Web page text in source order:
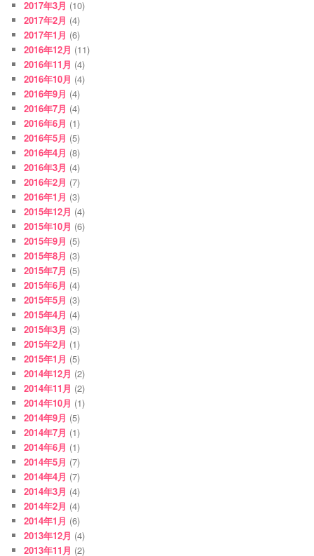
2017年3月 (10)
2017年2月 (4)
2017年1月 (6)
2016年12月 (11)
2016年11月 (4)
2016年10月 (4)
2016年9月 (4)
2016年7月 (4)
2016年6月 (1)
2016年5月 (5)
2016年4月 (8)
2016年3月 (4)
2016年2月 (7)
2016年1月 (3)
2015年12月 (4)
2015年10月 (6)
2015年9月 (5)
2015年8月 (3)
2015年7月 (5)
2015年6月 (4)
2015年5月 (3)
2015年4月 (4)
2015年3月 (3)
2015年2月 (1)
2015年1月 (5)
2014年12月 (2)
2014年11月 (2)
2014年10月 (1)
2014年9月 (5)
2014年7月 (1)
2014年6月 (1)
2014年5月 (7)
2014年4月 (7)
2014年3月 (4)
2014年2月 (4)
2014年1月 (6)
2013年12月 (4)
2013年11月 (2)